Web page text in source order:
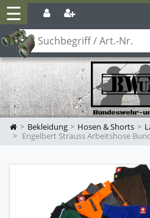
☰
Bekleidung Hosen & Shorts
Engelbert Strauss Arbeitshose